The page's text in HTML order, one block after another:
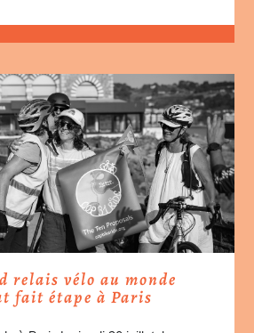
relais vélo au monde
fait étape à Paris